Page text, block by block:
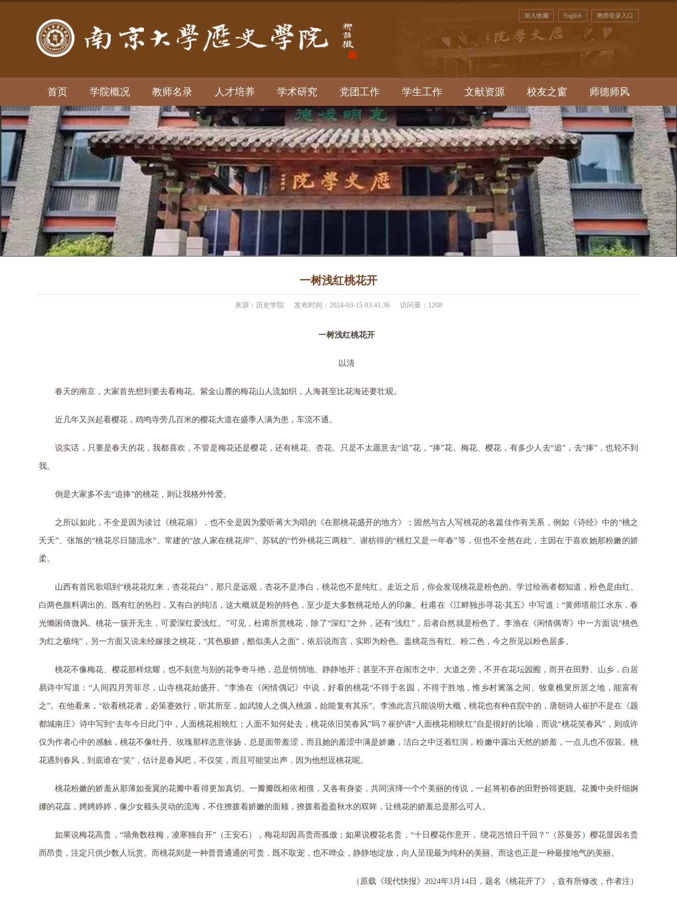
加入收藏 English 教师登录入口
首页 学院概况 教师名录 人才培养 学术研究 党团工作 学生工作 文献资源 校友之窗 师德师风
​一树浅红桃花开
来源：历史学院 发布时间：2024-03-15 03:41:36 访问量： 1208
一树浅红桃花开
以清
春天的南京，大家首先想到要去看梅花。紫金山麓的梅花山人流如织，人海甚至比花海还要壮观。
近几年又兴起看樱花，鸡鸣寺旁几百米的樱花大道在盛季人满为患，车流不通。
说实话，只要是春天的花，我都喜欢，不管是梅花还是樱花，还有桃花、杏花。只是不太愿意去“追”花，“捧”花。梅花、樱花，有多少人去“追”，去“捧”，也轮不到
我。
倒是大家多不去“追捧”的桃花，则让我格外怜爱。
之所以如此，不全是因为读过《桃花扇》，也不全是因为爱听蒋大为唱的《在那桃花盛开的地方》；固然与古人写桃花的名篇佳作有关系，例如《诗经》中的“桃之
夭夭”、张旭的“桃花尽日随流水”、常建的“故人家在桃花岸”、苏轼的“竹外桃花三两枝”、谢枋得的“桃红又是一年春”等，但也不全然在此，主因在于喜欢她那粉嫩的娇
柔。
山西有首民歌唱到“桃花花红来，杏花花白”，那只是远观，杏花不是净白，桃花也不是纯红。走近之后，你会发现桃花是粉色的。学过绘画者都知道，粉色是由红、
白两色颜料调出的。既有红的热烈，又有白的纯洁，这大概就是粉的特色，至少是大多数桃花给人的印象。杜甫在《江畔独步寻花·其五》中写道：“黄师塔前江水东，春
光懒困倚微风。桃花一簇开无主，可爱深红爱浅红。”可见，杜甫所赏桃花，除了“深红”之外，还有“浅红”，后者自然就是粉色了。李渔在《闲情偶寄》中一方面说“桃色
为红之极纯”，另一方面又说未经嫁接之桃花，“其色极娇，酷似美人之面”，依后说而言，实即为粉色。盖桃花当有红、粉二色，今之所见以粉色居多。
桃花不像梅花、樱花那样炫耀，也不刻意与别的花争奇斗艳，总是悄悄地、静静地开；甚至不开在闹市之中、大道之旁，不开在花坛园囿，而开在田野、山乡，白居
易诗中写道：“人间四月芳菲尽，山寺桃花始盛开。”李渔在《闲情偶记》中说，好看的桃花“不得于名园，不得于胜地，惟乡村篱落之间、牧童樵叟所居之地，能富有
之”。在他看来，“欲看桃花者，必策蹇效行，听其所至，如武陵人之偶入桃源，始能复有其乐”。李渔此言只能说明大概，桃花也有种在院中的，唐朝诗人崔护不是在《题
都城南庄》诗中写到“去年今日此门中，人面桃花相映红；人面不知何处去，桃花依旧笑春风”吗？崔护讲“人面桃花相映红”自是很好的比喻，而说“桃花笑春风”，则或许
仅为作者心中的感触，桃花不像牡丹、玫瑰那样恣意张扬，总是面带羞涩，而且她的羞涩中满是娇嫩，洁白之中泛着红润，粉嫩中露出天然的娇羞，一点儿也不假装。桃
花遇到春风，到底谁在“笑”，估计是春风吧，不仅笑，而且可能笑出声，因为他想逗桃花呢。
桃花粉嫩的娇羞从那薄如蚕翼的花瓣中看得更加真切。一瓣瓣既相依相偎，又各有身姿，共同演绎一个个美丽的传说，一起将初春的田野扮得更靓。花瓣中央纤细婀
娜的花蕊，娉娉婷婷，像少女额头灵动的流海，不住撩拨着娇嫩的面颊，撩拨着盈盈秋水的双眸，让桃花的娇羞总是那么可人。
如果说梅花高贵，“墙角数枝梅，凌寒独自开”（王安石），梅花却因高贵而孤傲；如果说樱花名贵，“十日樱花作意开， 绕花岂惜日千回？”（苏曼苏）樱花显因名贵
而昂贵，注定只供少数人玩赏。而桃花则是一种普普通通的可贵，既不取宠，也不哗众，静静地绽放，向人呈现最为纯朴的美丽。而这也正是一种最接地气的美丽。
（原载《现代快报》2024年3月14日，题名《桃花开了》，兹有所修改，作者注）